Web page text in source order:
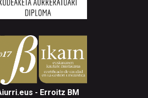
- Erroitz BM